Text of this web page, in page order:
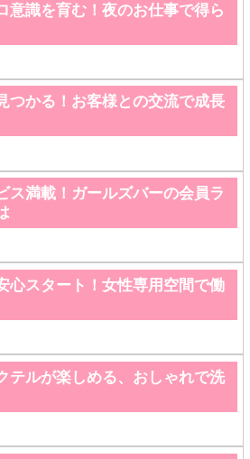
意識を育む！夜のお仕事で得ら
つかる！お客様との交流で成長
ス満載！ガールズバーの会員ラ
心スタート！女性専用空間で働
テルが楽しめる、おしゃれで洗